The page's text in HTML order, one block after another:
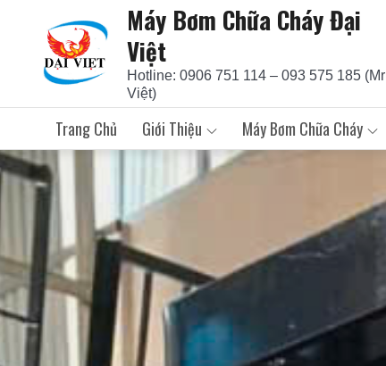
content
Máy Bơm Chữa Cháy Đại
Việt
Hotline: 0906 751 114 – 093 575 185 (Mr
Việt)
Trang Chủ Giới Thiệu Máy Bơm Chữa Cháy